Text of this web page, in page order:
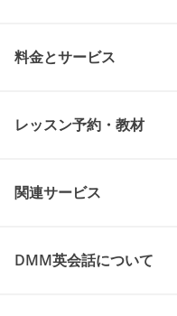
料金とサービス
レッスン予約・教材
関連サービス
DMM英会話について